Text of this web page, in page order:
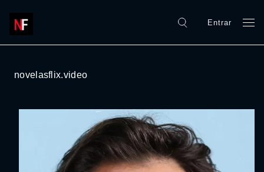
Entrar
novelasflix.video